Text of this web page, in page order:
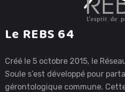
Le REBS 64
Créé le 5 octobre 2015, le
Soule s’est développé pour
gérontologique commune.